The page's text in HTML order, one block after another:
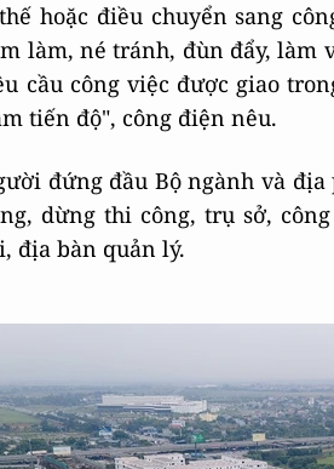
hoặc điều chuyển sang
làm, né tránh, đùn đẩy, làm
cầu công việc được giao
tiến độ", công điện nêu.
đứng đầu Bộ ngành và
dừng thi công, trụ sở,
địa bàn quản lý.